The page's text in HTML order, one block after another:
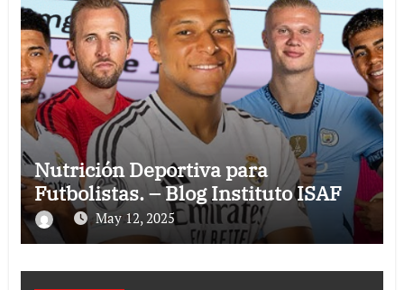
Nutrición Deportiva para
Futbolistas. – Blog Instituto ISAF
May 12, 2025